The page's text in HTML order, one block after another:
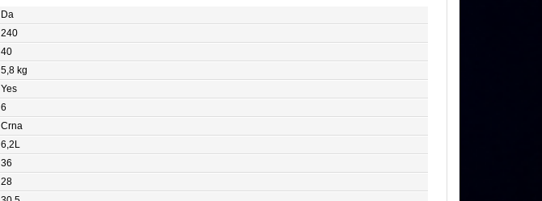
Da
240
40
5,8 kg
Yes
6
Crna
6,2L
36
28